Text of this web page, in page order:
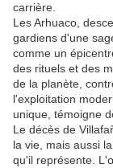
carrière.
Les Arhuaco,
gardiens d'une
comme un
des rituels et des
de la planète,
l'exploitation
unique, témoigne
Le décès de
la vie, mais aussi
qu'il représente.